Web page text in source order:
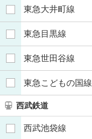
東急大井町線
東急目黒線
東急世田谷線
東急こどもの国線
西武鉄道
西武池袋線